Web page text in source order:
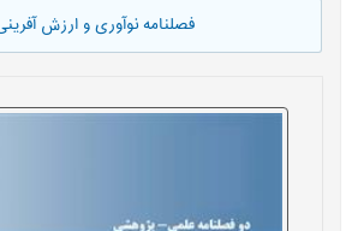
فصلنامه نوآوری و ارزش آفرینی